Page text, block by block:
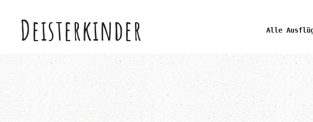
Skip to main content
Deisterkinder Alle